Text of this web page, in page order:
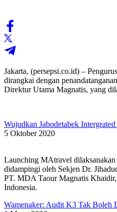
Jakarta, (persepsi.co.id) –
dirangkai dengan
Direktur Utama Magnatis, yang
Wujudkan Jabodetabek
5 Oktober 2020
Launching MAtravel dilaksanakan
didampingi oleh Sekjen Dr.
PT. MDA Taour Magnatis
Indonesia.
Wamenaker: Audit K3 Tak Boleh